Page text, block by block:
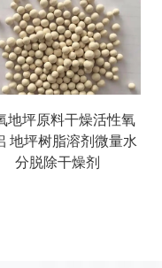
地坪原料干燥活性氧
地坪树脂溶剂微量水
分脱除干燥剂